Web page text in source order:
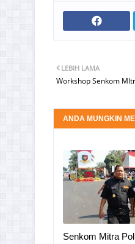
LEBIH LAMA
Workshop Senkom
ANDA MUNGKIN
Senkom Mitra